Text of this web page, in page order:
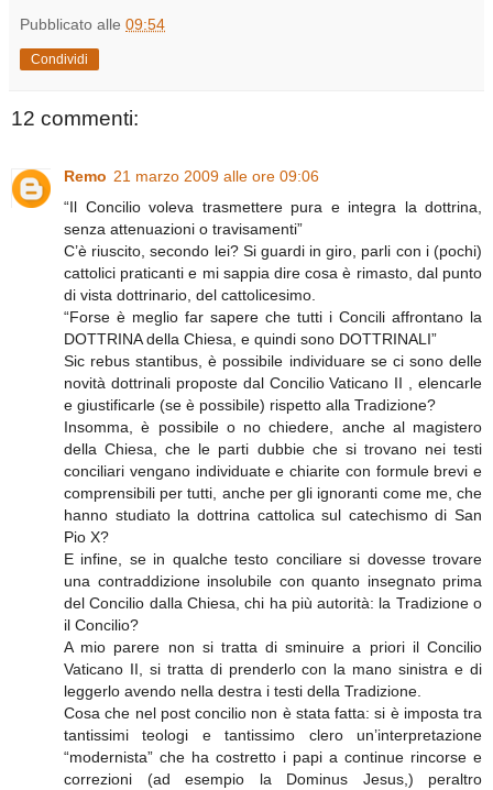
Pubblicato alle 09:54
Condividi
12 commenti:
Remo 21 marzo 2009 alle ore 09:06
“Il Concilio voleva trasmettere pura e integra la dottrina,
senza attenuazioni o travisamenti”
C’è riuscito, secondo lei? Si guardi in giro, parli con i (pochi)
cattolici praticanti e mi sappia dire cosa è rimasto, dal punto
di vista dottrinario, del cattolicesimo.
“Forse è meglio far sapere che tutti i Concili affrontano la
DOTTRINA della Chiesa, e quindi sono DOTTRINALI”
Sic rebus stantibus, è possibile individuare se ci sono delle
novità dottrinali proposte dal Concilio Vaticano II , elencarle
e giustificarle (se è possibile) rispetto alla Tradizione?
Insomma, è possibile o no chiedere, anche al magistero
della Chiesa, che le parti dubbie che si trovano nei testi
conciliari vengano individuate e chiarite con formule brevi e
comprensibili per tutti, anche per gli ignoranti come me, che
hanno studiato la dottrina cattolica sul catechismo di San
Pio X?
E infine, se in qualche testo conciliare si dovesse trovare
una contraddizione insolubile con quanto insegnato prima
del Concilio dalla Chiesa, chi ha più autorità: la Tradizione o
il Concilio?
A mio parere non si tratta di sminuire a priori il Concilio
Vaticano II, si tratta di prenderlo con la mano sinistra e di
leggerlo avendo nella destra i testi della Tradizione.
Cosa che nel post concilio non è stata fatta: si è imposta tra
tantissimi teologi e tantissimo clero un’interpretazione
“modernista” che ha costretto i papi a continue rincorse e
correzioni (ad esempio la Dominus Jesus,) peraltro